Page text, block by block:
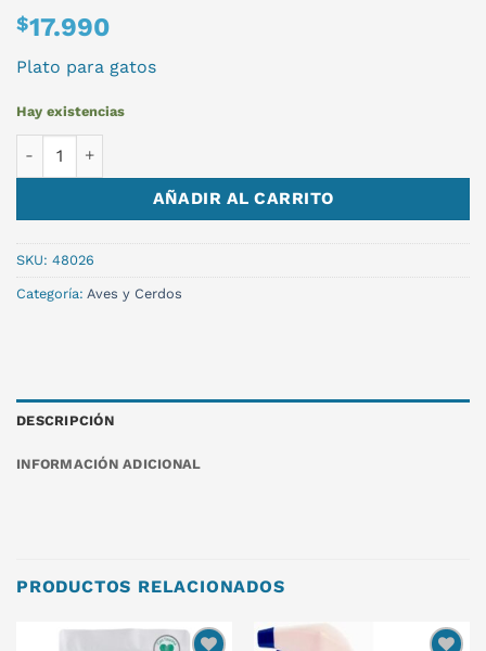
$17.990
Plato para gatos
Hay existencias
AÑADIR AL CARRITO
SKU: 48026
Categoría: Aves y Cerdos
DESCRIPCIÓN
INFORMACIÓN ADICIONAL
PRODUCTOS RELACIONADOS